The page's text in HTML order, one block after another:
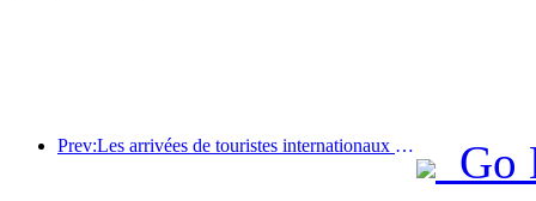
Prev:Les arrivées de touristes internationaux dans le monde ont augmenté de 5 % en glissement annuel au premier semestre de l'année
Go